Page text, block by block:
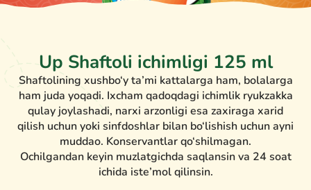
Up Shaftoli ichimligi 125 ml
Shaftolining xushbo‘y ta’mi kattalarga ham, bolalarga
ham juda yoqadi. Ixcham qadoqdagi ichimlik ryukzakka
qulay joylashadi, narxi arzonligi esa zaxiraga xarid
qilish uchun yoki sinfdoshlar bilan bo‘lishish uchun ayni
muddao. Konservantlar qo‘shilmagan.
Ochilgandan keyin muzlatgichda saqlansin va 24 soat
ichida iste’mol qilinsin.